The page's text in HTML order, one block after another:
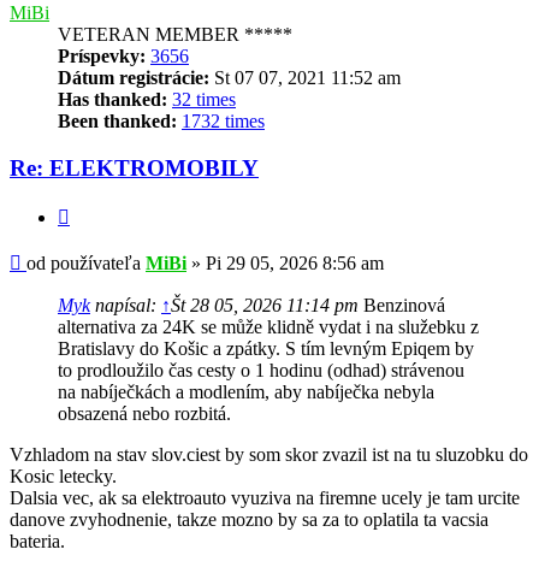
MiBi
VETERAN MEMBER *****
Príspevky: 3656
Dátum registrácie: St 07 07, 2021 11:52 am
Has thanked: 32 times
Been thanked: 1732 times
Re: ELEKTROMOBILY
Príspevok
od používateľa MiBi » Pi 29 05, 2026 8:56 am
Myknapísal: ↑Št 28 05, 2026 11:14 pm Benzinová
alternativa za 24K se může klidně vydat i na služebku z
Bratislavy do Košic a zpátky. S tím levným Epiqem by
to prodloužilo čas cesty o 1 hodinu (odhad) strávenou
na nabíječkách a modlením, aby nabíječka nebyla
obsazená nebo rozbitá.
Vzhladom na stav slov.ciest by som skor zvazil ist na tu sluzobku do
Kosic letecky.
Dalsia vec, ak sa elektroauto vyuziva na firemne ucely je tam urcite
danove zvyhodnenie, takze mozno by sa za to oplatila ta vacsia
bateria.